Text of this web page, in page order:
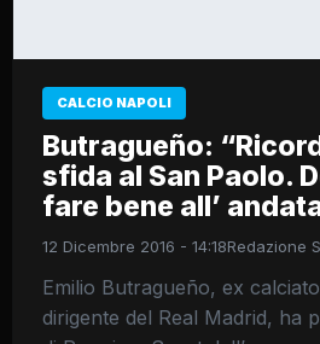
CALCIO NAPOLI
Butragueño:
sfida al San Paolo.
fare bene all’
12 Dicembre 2016 - 14:18Redazione
Emilio Butragueño, ex
dirigente del Real Madrid, ha